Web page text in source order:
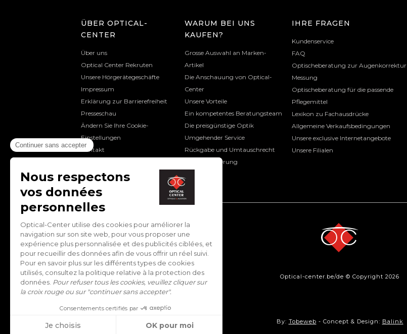
ÜBER OPTICAL-
CENTER
Über uns
Optical Center Rekruten
Unsere Hörgerätegeschäfte
Impressum
Erklärung zur Barrierefreiheit
Presseschau
Ändern Sie Ihre Cookie-
Einstellungen
Kontakt
WARUM BEI UNS
KAUFEN?
Grosse Auswahl an Marken-
Artikel
Die Anschauung von Optical-
Center
Unsere Vorteile
Ein kompetentes Beratungsteam
Die preisgünstige Optik
Umgehender Service
Rückgabe und Umtauschrecht
Schnelle Lieferung
IHRE FRAGEN
Kundenservice
FAQ
Optischeberatung zur Augenkorrektur
Messung
Optischeberatung für die passende
Pflegemittel
Lexikon zu Fachausdrücke
Allgemeine Verkaufsbedingungen
Unsere exclusive Internetangebote
Unsere Filialen
LOCATION: Belgien
Optical-center.be/de © Copyright 2026
By: Tobeweb - Concept & Design: Balink